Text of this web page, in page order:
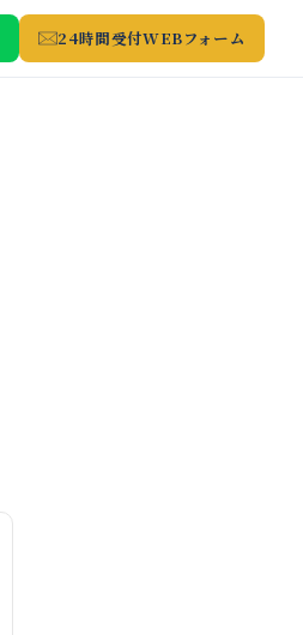
24時間受付WEBフォーム